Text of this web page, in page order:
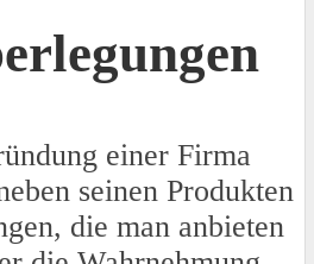
einer Firma
seinen Produkten
die man anbieten